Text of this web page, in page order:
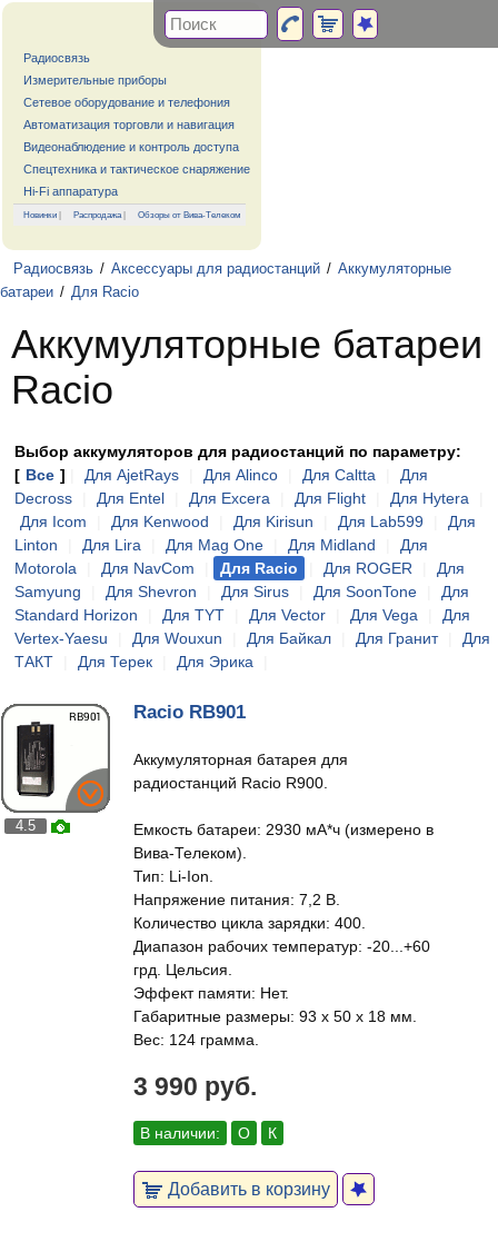
Радиосвязь
Измерительные приборы
Сетевое оборудование и телефония
Автоматизация торговли и навигация
Видеонаблюдение и контроль доступа
Спецтехника и тактическое снаряжение
Hi-Fi аппаратура
Новинки | Распродажа| Обзоры от Вива-Телеком
Радиосвязь / Аксессуары для радиостанций / Аккумуляторные
батареи / Для Racio
Аккумуляторные батареи
Racio
Выбор аккумуляторов для радиостанций по параметру:
[ Все ] Для AjetRays Для Alinco Для Caltta
Для
Decross
Для Entel Для Excera Для Flight Для Hytera
Для Icom
Для Kenwood Для Kirisun Для Lab599
Для
Linton
Для Lira Для Mag One Для Midland
Для
Motorola
Для NavCom Для Racio Для ROGER
Для
Samyung
Для Shevron Для Sirus Для SoonTone
Для
Standard Horizon
Для TYT Для Vector Для Vega
Для
Vertex-Yaesu
Для Wouxun Для Байкал Для Гранит
Для
ТАКТ
Для Терек Для Эрика
4.5
Racio RB901
Аккумуляторная батарея для
радиостанций Racio R900.
Емкость батареи: 2930 мА*ч (измерено в
Вива-Телеком).
Тип: Li-Ion.
Напряжение питания: 7,2 В.
Количество цикла зарядки: 400.
Диапазон рабочих температур: -20...+60
грд. Цельсия.
Эффект памяти: Нет.
Габаритные размеры: 93 х 50 х 18 мм.
Вес: 124 грамма.
3 990 руб.
В наличии: О К
Добавить в корзину